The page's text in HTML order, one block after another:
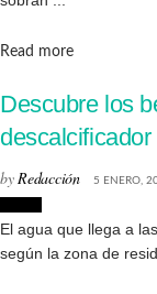
Read moreDetails
Descubre los
by Redacción 5 ENERO,
El agua que llega a
según la zona de